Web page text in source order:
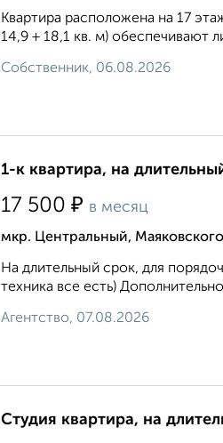
Квартира расположена на 17
14,9 + 18,1 кв. м) обеспечивают
Собственник, 06.08.2026
1-к квартира, на
17 500 ₽ в месяц
мкр. Центральный,
На длительный срок, для
техника все есть)
Агентство, 07.08.2026
Студия квартира, на